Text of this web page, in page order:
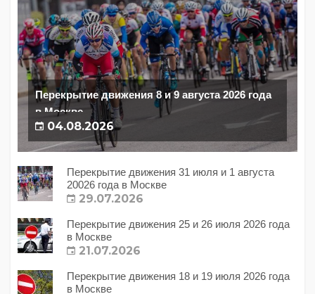
Перекрытие движения 8 и 9 августа 2026 года
в Москве
04.08.2026
Перекрытие движения 31 июля и 1 августа
20026 года в Москве
29.07.2026
Перекрытие движения 25 и 26 июля 2026 года
в Москве
21.07.2026
Перекрытие движения 18 и 19 июля 2026 года
в Москве